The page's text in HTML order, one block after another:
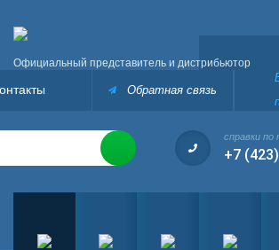
Официальный представитель и дистрибьютор
Обратная связь
справки
+7